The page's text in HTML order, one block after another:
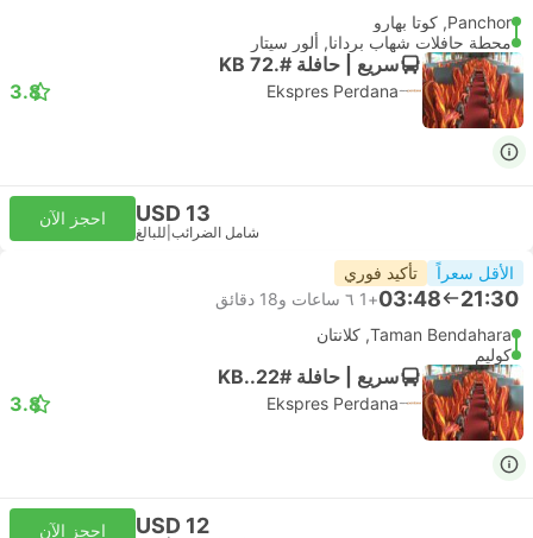
Panchor, كوتا بهارو
محطة حافلات شهاب بردانا, ألور سيتار
سريع | حافلة #.KB 72
Ekspres Perdana
3.8
USD 13
شامل الضرائب للبالغ
احجز الآن
الأقل سعراً تأكيد فوري
21:30
03:48
+1
٦ ساعات و‫18 دقائق
Taman Bendahara, كلانتان
كوليم
سريع | حافلة #KB..22
Ekspres Perdana
3.8
USD 12 احجز الآن